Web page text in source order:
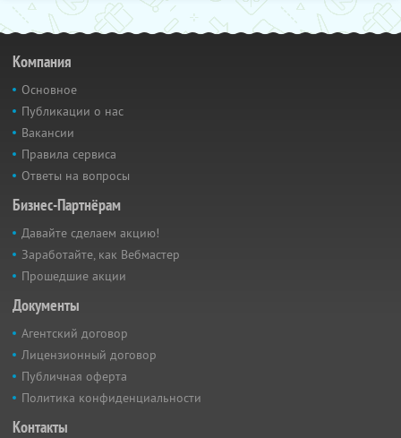
Компания
Основное
Публикации о нас
Вакансии
Правила сервиса
Ответы на вопросы
Бизнес-Партнёрам
Давайте сделаем акцию!
Заработайте, как Вебмастер
Прошедшие акции
Документы
Агентский договор
Лицензионный договор
Публичная оферта
Политика конфиденциальности
Контакты